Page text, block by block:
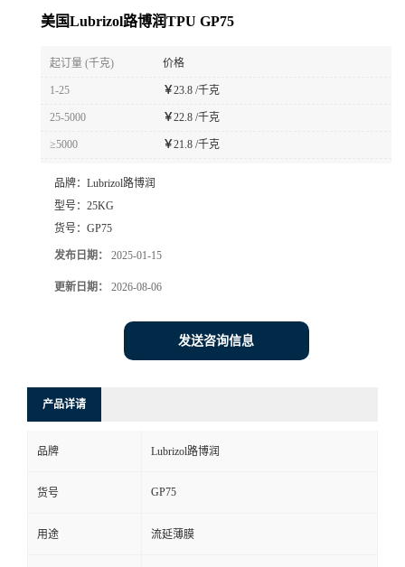
美国Lubrizol路博润TPU GP75
起订量 (千克) 价格
1-25 ￥23.8 /千克
25-5000 ￥22.8 /千克
≥5000 ￥21.8 /千克
品牌： Lubrizol路博润
型号： 25KG
货号： GP75
发布日期： 2025-01-15
更新日期： 2026-08-06
发送咨询信息
产品详请
品牌 Lubrizol路博润
货号 GP75
用途 流延薄膜